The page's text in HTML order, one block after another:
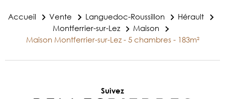
Accueil Vente Languedoc-Roussillon
Hérault
Montferrier-sur-Lez
Maison
Maison Montferrier-sur-Lez - 5 chambres - 183m²
Suivez